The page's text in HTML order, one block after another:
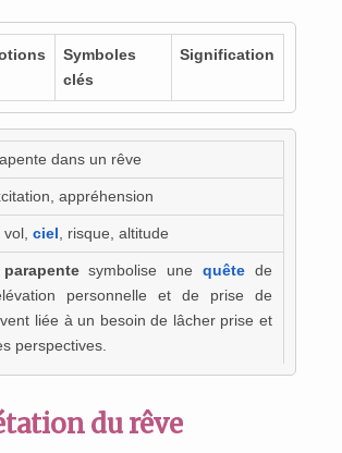
Symboles
clés
Signification
dans un rêve
appréhension
ciel , risque, altitude
symbolise unequête de
personnelle et de prise de
liée à un besoin de lâcher prise et
perspectives.
du rêve